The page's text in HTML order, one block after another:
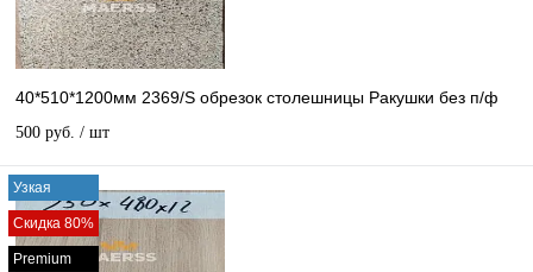
40*510*1200мм 2369/S обрезок столешницы Ракушки без п/ф
500 руб. / шт
Узкая
Скидка 80%
Premium